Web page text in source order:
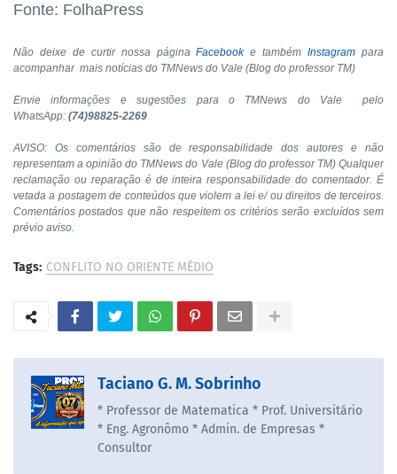
Fonte: FolhaPress
Não deixe de curtir nossa páginaFacebooke tambémInstagram para
acompanhar mais notícias do TMNews do Vale (Blog do professor TM)
Envie informações e sugestões para o TMNews do Vale pelo
WhatsApp: (74)98825-2269
AVISO: Os comentários são de responsabilidade dos autores e não
representam a opinião do TMNews do Vale (Blog do professor TM) Qualquer
reclamação ou reparação é de inteira responsabilidade do comentador. É
vetada a postagem de conteúdos que violem a lei e/ ou direitos de terceiros.
Comentários postados que não respeitem os critérios serão excluídos sem
prévio aviso.
Tags: CONFLITO NO ORIENTE MÉDIO
Taciano G. M. Sobrinho
* Professor de Matematica * Prof. Universitário
* Eng. Agronômo * Admin. de Empresas *
Consultor